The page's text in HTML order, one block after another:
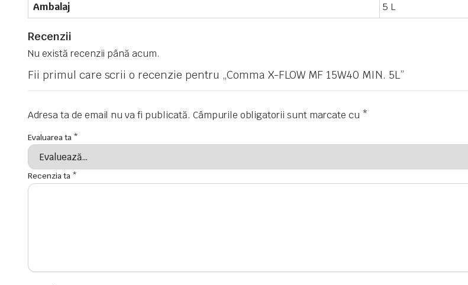
Ambalaj
5 L
Recenzii
Nu există recenzii până acum.
Fii primul care scrii o recenzie pentru „Comma X-FLOW MF 15W40 MIN. 5L”
Adresa ta de email nu va fi publicată. Câmpurile obligatorii sunt marcate cu *
Evaluarea ta *
Recenzia ta *